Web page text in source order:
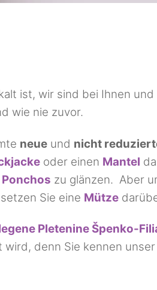
ist, wir sind bei Ihnen und
wie nie zuvor.
neueund nicht
oder einen Mantel
Ponchos zu glänzen. Aber
Sie eine Mütze
Pletenine Špenko-
denn Sie kennen